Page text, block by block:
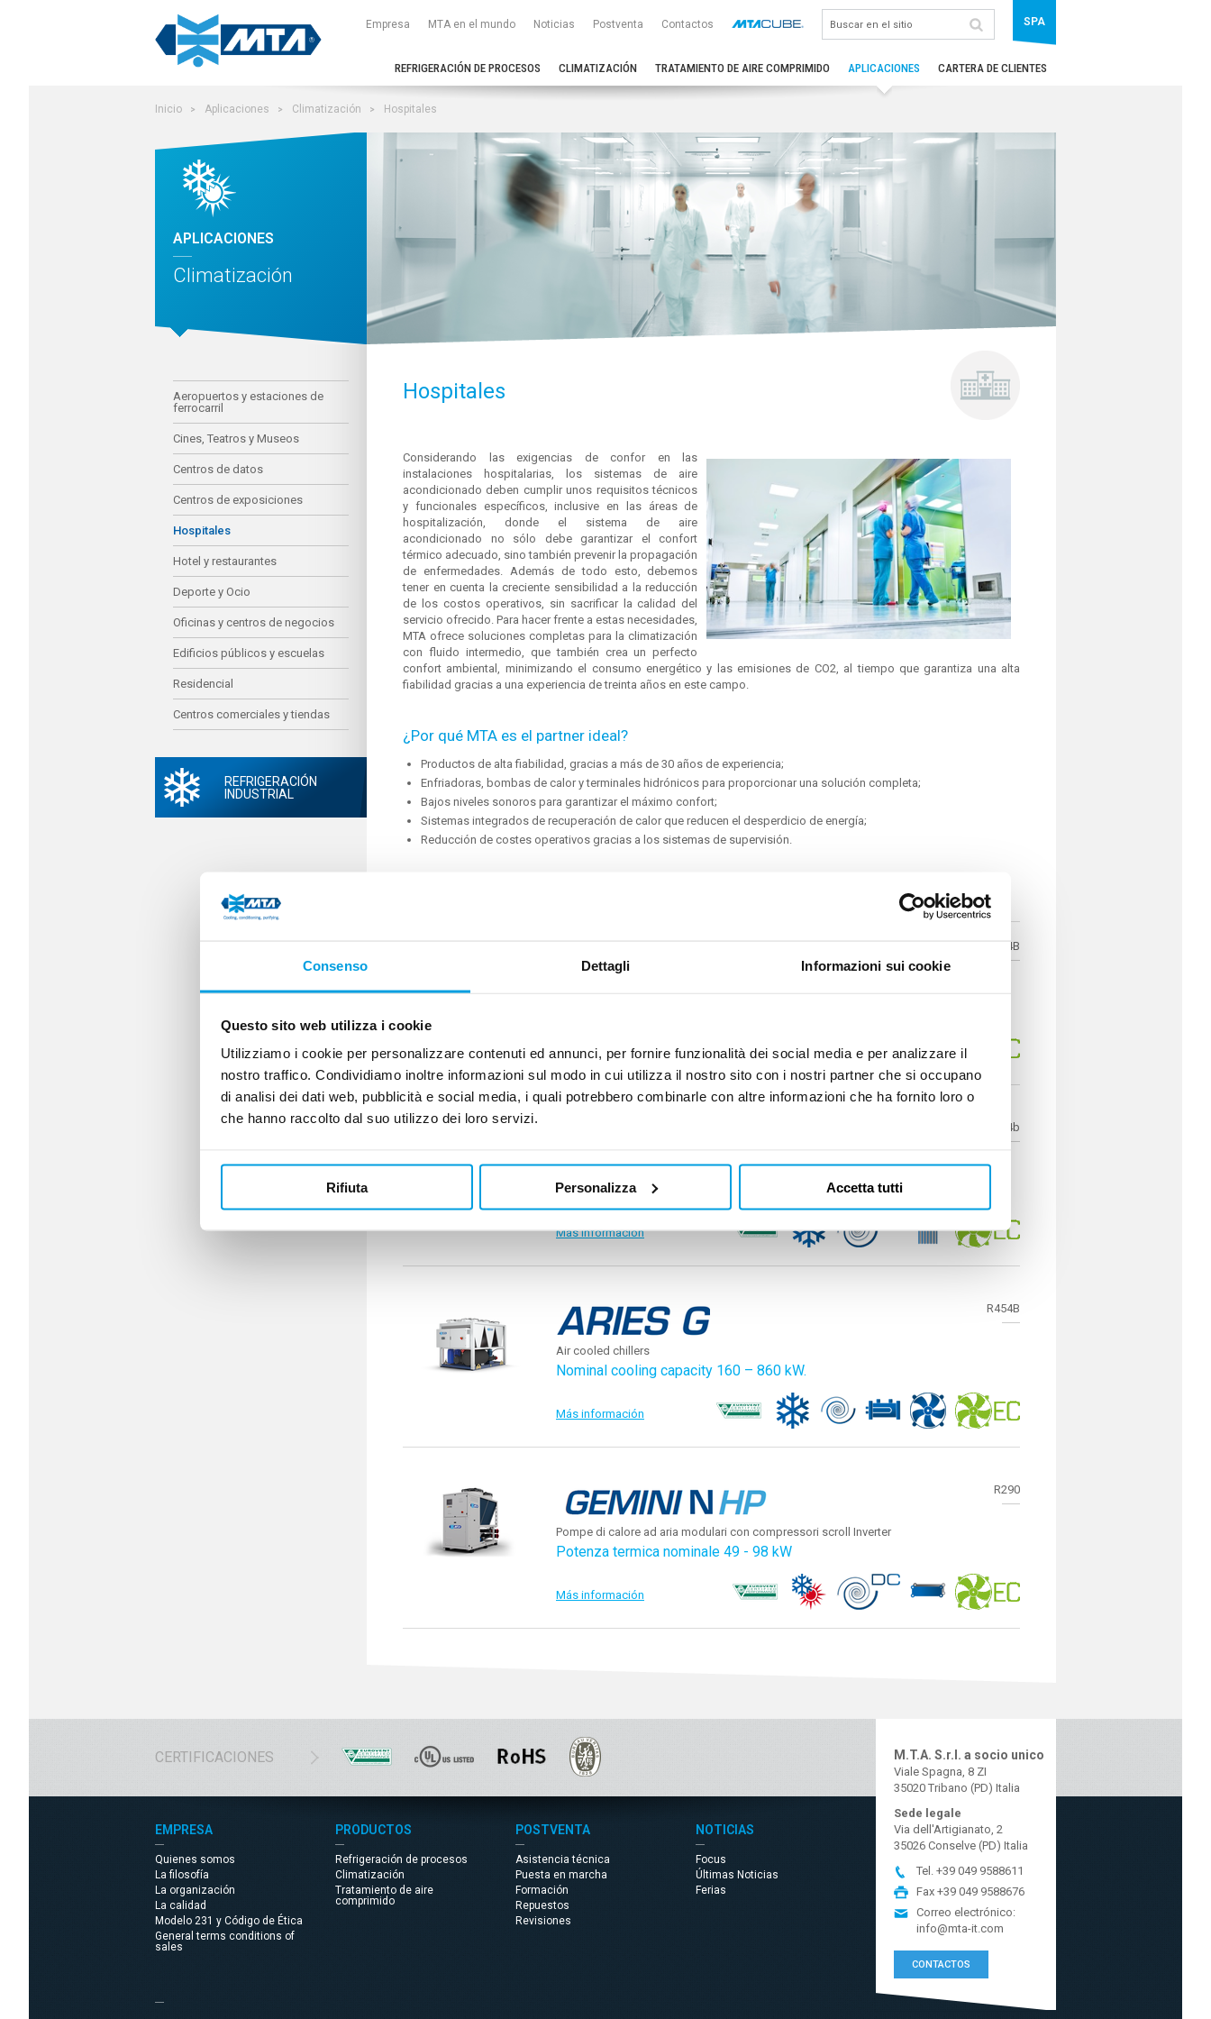
Consenso Dettagli Informazioni sui cookie
Questo sito web utilizza i cookie
Utilizziamo i cookie per personalizzare contenuti ed annunci, per fornire funzionalità dei social media e per analizzare il
nostro traffico. Condividiamo inoltre informazioni sul modo in cui utilizza il nostro sito con i nostri partner che si occupano
di analisi dei dati web, pubblicità e social media, i quali potrebbero combinarle con altre informazioni che ha fornito loro o
che hanno raccolto dal suo utilizzo dei loro servizi.
Rifiuta Personalizza Accetta tutti
REFRIGERACIÓN DE PROCESOS CLIMATIZACIÓN TRATAMIENTO DE AIRE COMPRIMIDO APLICACIONES CARTERA DE CLIENTES
Empresa MTA en el mundo Noticias Postventa Contactos SPA
Inicio Aplicaciones Climatización Hospitales
APLICACIONES
Climatización
Aeropuertos y estaciones de
ferrocarril
Cines, Teatros y Museos
Centros de datos
Centros de exposiciones
Hospitales
Hotel y restaurantes
Deporte y Ocio
Oficinas y centros de negocios
Edificios públicos y escuelas
Residencial
Centros comerciales y tiendas
REFRIGERACIÓN
INDUSTRIAL
Hospitales
Considerando las exigencias de confor en las
instalaciones hospitalarias, los sistemas de aire
acondicionado deben cumplir unos requisitos técnicos
y funcionales específicos, inclusive en las áreas de
hospitalización, donde el sistema de aire
acondicionado no sólo debe garantizar el confort
térmico adecuado, sino también prevenir la propagación
de enfermedades. Además de todo esto, debemos
tener en cuenta la creciente sensibilidad a la reducción
de los costos operativos, sin sacrificar la calidad del
servicio ofrecido. Para hacer frente a estas necesidades,
MTA ofrece soluciones completas para la climatización
con fluido intermedio, que también crea un perfecto
confort ambiental, minimizando el consumo energético y las emisiones de CO2, al tiempo que garantiza una alta
fiabilidad gracias a una experiencia de treinta años en este campo.
¿Por qué MTA es el partner ideal?
Productos de alta fiabilidad, gracias a más de 30 años de experiencia;
Enfriadoras, bombas de calor y terminales hidrónicos para proporcionar una solución completa;
Bajos niveles sonoros para garantizar el máximo confort;
Sistemas integrados de recuperación de calor que reducen el desperdicio de energía;
Reducción de costes operativos gracias a los sistemas de supervisión.
R454B
Más información
Refrigeratori condensati ad aria con compressori scroll Inverter
Potenza frigorifera nominale 18 - 58 kW
R454b
Más información
Air cooled chillers
Nominal cooling capacity 160 – 860 kW.
R454B
Más información
Pompe di calore ad aria modulari con compressori scroll Inverter
Potenza termica nominale 49 - 98 kW
R290
Más información
CERTIFICACIONES M.T.A. S.r.l. a socio unico
Viale Spagna, 8 ZI
35020 Tribano (PD) Italia
Sede legale
Via dell'Artigianato, 2
35026 Conselve (PD) Italia
Tel. +39 049 9588611
Fax +39 049 9588676
Correo electrónico:
info@mta-it.com
CONTACTOS
EMPRESA
Quienes somos
La filosofía
La organización
La calidad
Modelo 231 y Código de Ética
General terms conditions of
sales
PRODUCTOS
Refrigeración de procesos
Climatización
Tratamiento de aire
comprimido
POSTVENTA
Asistencia técnica
Puesta en marcha
Formación
Repuestos
Revisiones
NOTICIAS
Focus
Últimas Noticias
Ferias